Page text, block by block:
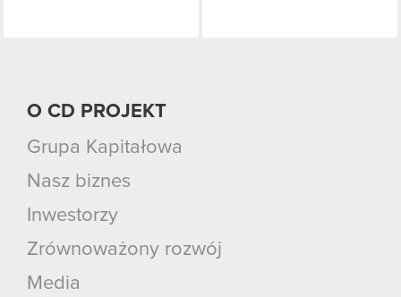
O CD PROJEKT
Grupa Kapitałowa
Nasz biznes
Inwestorzy
Zrównoważony rozwój
Media